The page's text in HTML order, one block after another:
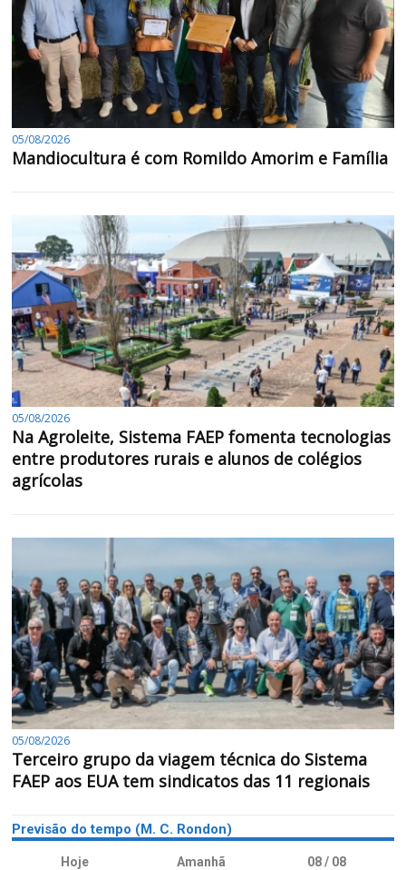
05/08/2026
Mandiocultura é com Romildo Amorim e Família
05/08/2026
Na Agroleite, Sistema FAEP fomenta tecnologias
entre produtores rurais e alunos de colégios
agrícolas
05/08/2026
Terceiro grupo da viagem técnica do Sistema
FAEP aos EUA tem sindicatos das 11 regionais
Previsão do tempo (M. C. Rondon)
Hoje Amanhã 08 / 08